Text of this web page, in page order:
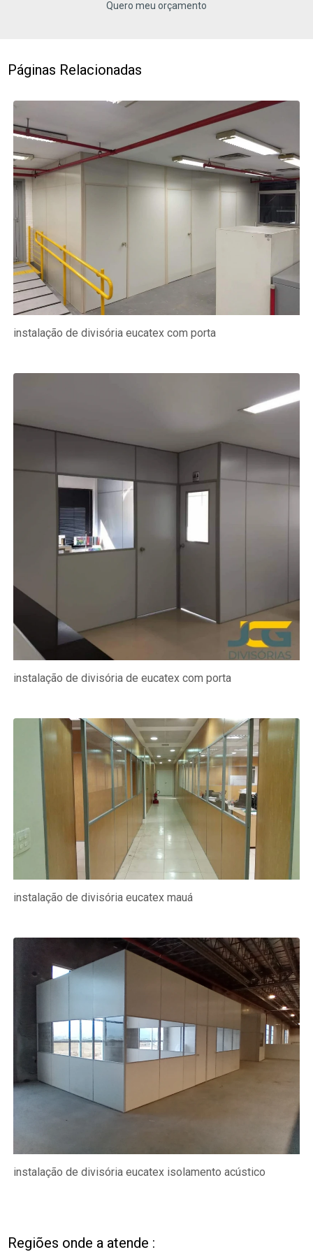
Quero meu orçamento
Páginas Relacionadas
instalação de divisória eucatex com porta
instalação de divisória de eucatex com porta
instalação de divisória eucatex mauá
instalação de divisória eucatex isolamento acústico
Regiões onde a atende :